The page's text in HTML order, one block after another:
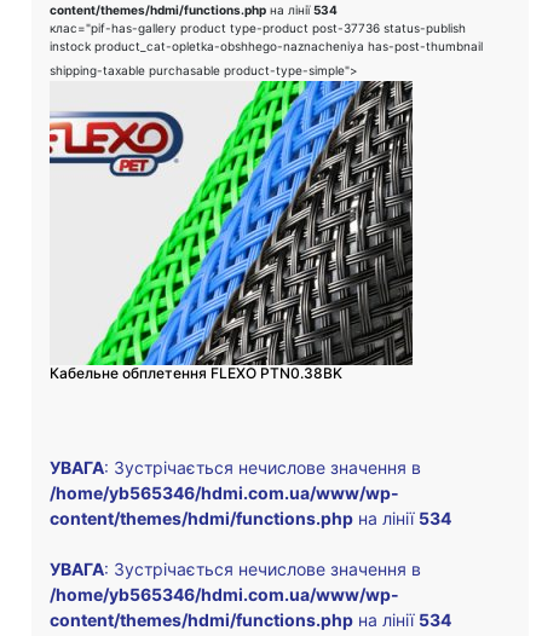
content/themes/hdmi/functions.php на лінії534
клас="pif-has-gallery product type-product post-37736 status-publish
instock product_cat-opletka-obshhego-naznacheniya has-post-thumbnail
shipping-taxable purchasable product-type-simple">
Кабельне обплетення FLEXO PTN0.38BK
УВАГА: Зустрічається нечислове значення в
/home/yb565346/hdmi.com.ua/www/wp-
content/themes/hdmi/functions.php на лінії 534
УВАГА: Зустрічається нечислове значення в
/home/yb565346/hdmi.com.ua/www/wp-
content/themes/hdmi/functions.php на лінії 534